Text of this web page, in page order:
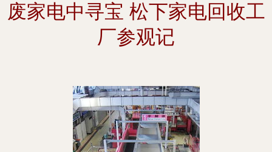
废家电中寻宝 松下家电回收工
厂参观记